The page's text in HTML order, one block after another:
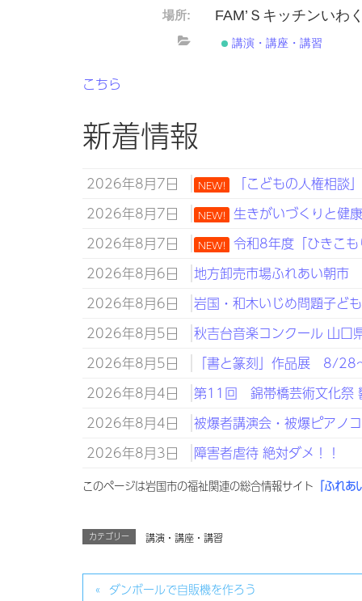
場所: FAM’Ｓキッチンいわ
講演・講座・講習
こちら
新着情報
2026年8月7日 NEW!
「こどもの人権相
2026年8月7日
NEW! 生きがいづくりと健
2026年8月7日
NEW! 令和8年度「ひきこ
2026年8月6日
地方卸売市場ふれあい朝
2026年8月6日
岩国・和木いじめ問題子ど
2026年8月5日
秋吉台音楽コンクール 山
2026年8月5日
「書と篆刻」作品展 8/
2026年8月4日
第11回 錦帯橋芸術文化祭
2026年8月4日
被爆者講演会・被爆ピアノ
2026年8月3日
障害者虐待 絶対ダメ！！
このページは岩国市の福祉関連の総合情報サイト 「ふれ
カテゴリー 講演・講座・講習
ダンボールで自販機を作ろう